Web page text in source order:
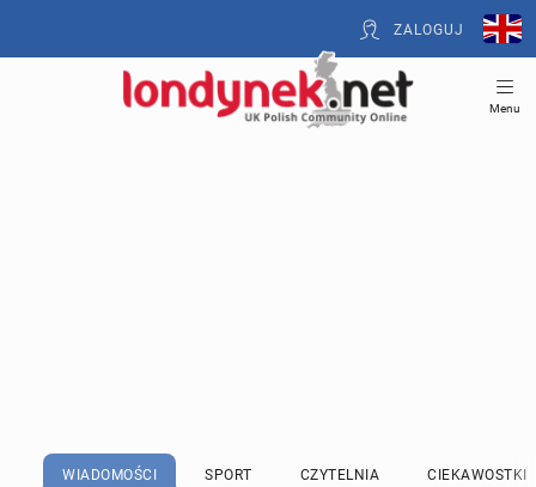
ZALOGUJ
Menu
WIADOMOŚCI SPORT CZYTELNIA CIEKAWOSTKI